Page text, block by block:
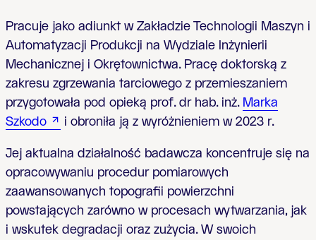
Pracuje jako adiunkt w Zakładzie Technologii Maszyn i
Automatyzacji Produkcji na Wydziale Inżynierii
Mechanicznej i Okrętownictwa. Pracę doktorską z
zakresu zgrzewania tarciowego z przemieszaniem
przygotowała pod opieką prof. dr hab. inż. Marka
Szkodo
i obroniła ją z wyróżnieniem w 2023 r.
Jej aktualna działalność badawcza koncentruje się na
opracowywaniu procedur pomiarowych
zaawansowanych topografii powierzchni
powstających zarówno w procesach wytwarzania, jak
i wskutek degradacji oraz zużycia. W swoich